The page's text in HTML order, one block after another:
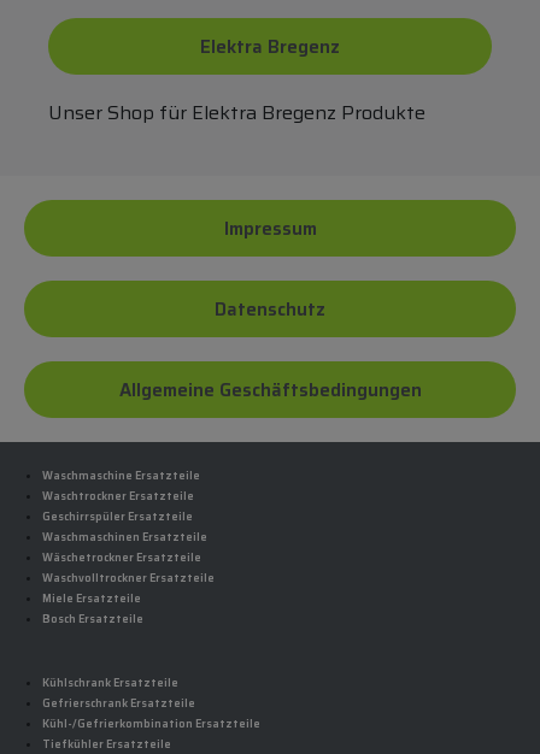
Elektra Bregenz
Unser Shop für Elektra Bregenz Produkte
Impressum
Datenschutz
Allgemeine Geschäftsbedingungen
Waschmaschine Ersatzteile
Waschtrockner Ersatzteile
Geschirrspüler Ersatzteile
Waschmaschinen Ersatzteile
Wäschetrockner Ersatzteile
Waschvolltrockner Ersatzteile
Miele Ersatzteile
Bosch Ersatzteile
Kühlschrank Ersatzteile
Gefrierschrank Ersatzteile
Kühl-/Gefrierkombination Ersatzteile
Tiefkühler Ersatzteile